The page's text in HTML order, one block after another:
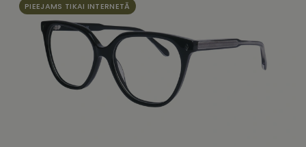
PIEEJAMS TIKAI INTERNETĀ